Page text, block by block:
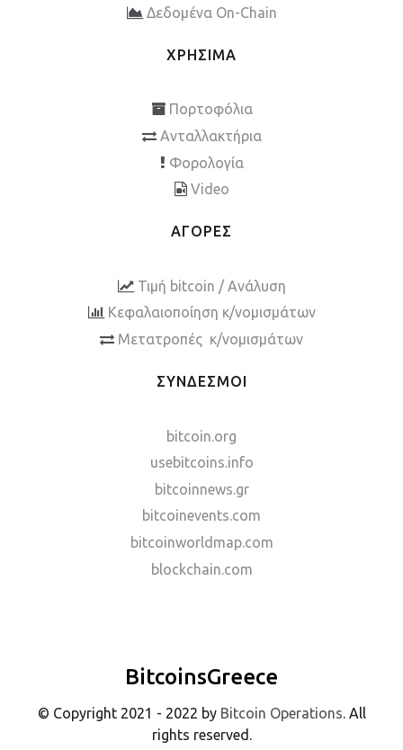
Δεδομένα On-Chain
ΧΡΗΣΙΜΑ
Πορτοφόλια
Ανταλλακτήρια
Φορολογία
Video
ΑΓΟΡΕΣ
Τιμή bitcoin / Ανάλυση
Κεφαλαιοποίηση κ/νομισμάτων
Μετατροπές κ/νομισμάτων
ΣΥΝΔΕΣΜΟΙ
bitcoin.org
usebitcoins.info
bitcoinnews.gr
bitcoinevents.com
bitcoinworldmap.com
blockchain.com
BitcoinsGreece
© Copyright 2021 - 2022 by Bitcoin Operations. All
rights reserved.